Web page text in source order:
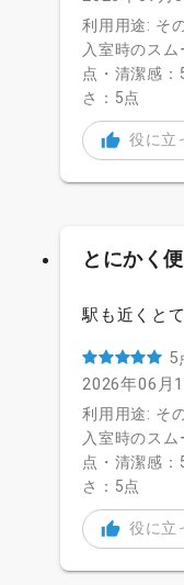
利用用途: そ
入室時のス
点・清潔感
さ：5点
役に立
とにかく
駅も近くと
5
2026年06月
利用用途: そ
入室時のス
点・清潔感
さ：5点
役に立